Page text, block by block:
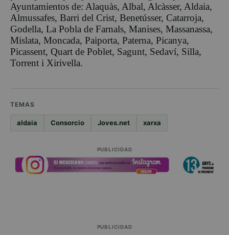
Ayuntamientos de: Alaquàs, Albal, Alcàsser, Aldaia,
Almussafes, Barri del Crist, Benetússer, Catarroja,
Godella, La Pobla de Farnals, Manises, Massanassa,
Mislata, Moncada, Paiporta, Paterna, Picanya,
Picassent, Quart de Poblet, Sagunt, Sedaví, Silla,
Torrent i Xirivella.
TEMAS
aldaia Consorcio Joves.net xarxa
PUBLICIDAD
PUBLICIDAD